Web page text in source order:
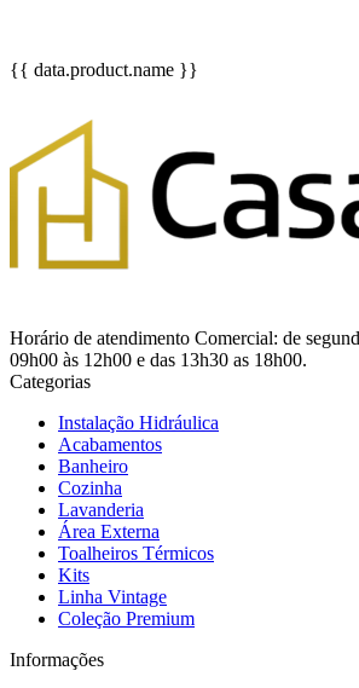
{{ data.product.name }}
Horário de atendimento Comercial: de
09h00 às 12h00 e das 13h30 as 18h00.
Categorias
Instalação Hidráulica
Acabamentos
Banheiro
Cozinha
Lavanderia
Área Externa
Toalheiros Térmicos
Kits
Linha Vintage
Coleção Premium
Informações